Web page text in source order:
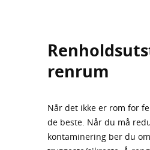
renrum
Når det ikke er rom for
de beste. Når du må
kontaminering ber du